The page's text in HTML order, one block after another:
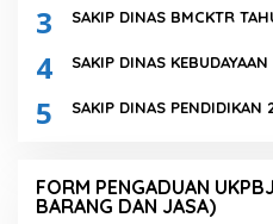
3 SAKIP DINAS BMCKTR
4 SAKIP DINAS
5 SAKIP DINAS PENDIDIKAN
FORM PENGADUAN
BARANG DAN JASA)